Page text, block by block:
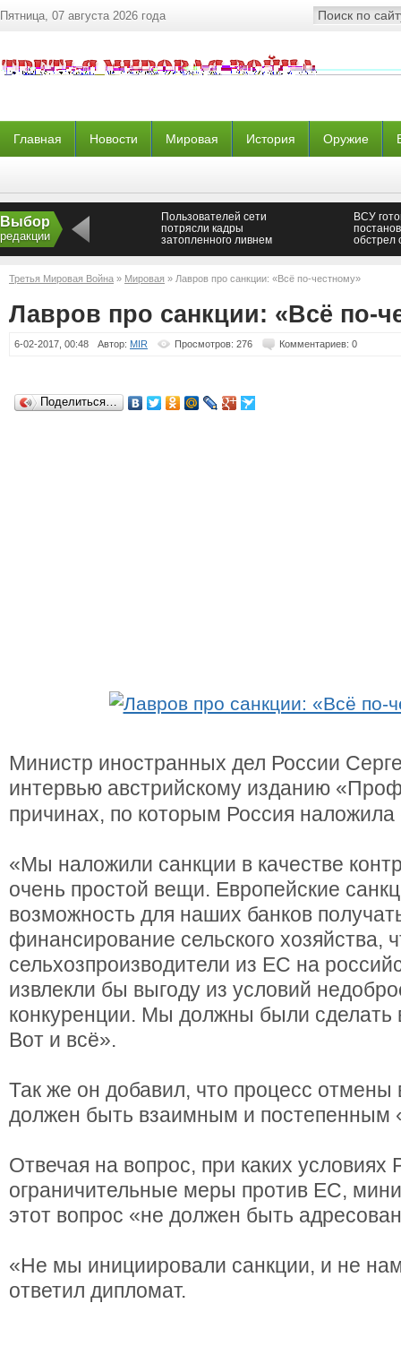
Пятница, 07 августа 2026 года
Главная Новости Мировая История Оружие
Выбор
редакции
Пользователей сети
потрясли кадры
затопленного ливнем
ВСУ
обстрел
Третья Мировая Война » Мировая » Лавров про санкции: «Всё по-честному»
Лавров про санкции: «Всё по-
6-02-2017, 00:48 Автор: MIR Просмотров: 276 Комментариев: 0
Поделиться…
Министр иностранных дел России
интервью австрийскому изданию
причинах, по которым Россия
«Мы наложили санкции в качестве
очень простой вещи. Европейские
возможность для наших банков
финансирование сельского хозяйства,
сельхозпроизводители из ЕС на
извлекли бы выгоду из условий
конкуренции. Мы должны были сделать
Вот и всё».
Так же он добавил, что процесс отмены
должен быть взаимным и постепенным
Отвечая на вопрос, при каких условиях
ограничительные меры против ЕС,
этот вопрос «не должен быть
«Не мы инициировали санкции, и не
ответил дипломат.